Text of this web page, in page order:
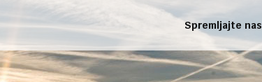
Spremljajte nas